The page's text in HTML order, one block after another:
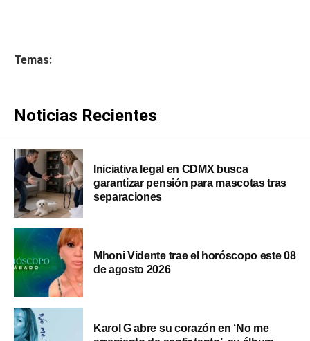
Temas:
Noticias Recientes
Iniciativa legal en CDMX busca
garantizar pensión para mascotas tras
separaciones
Mhoni Vidente trae el horóscopo este 08
de agosto 2026
Karol G abre su corazón en ‘No me